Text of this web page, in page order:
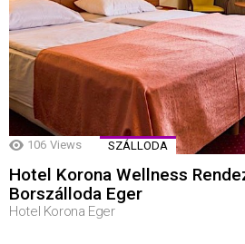
106 Views SZÁLLODA
Hotel Korona Wellness
Borszálloda Eger
Hotel Korona Eger